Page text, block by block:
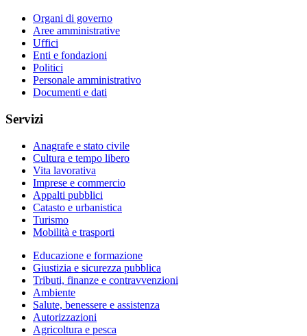
Organi di governo
Aree amministrative
Uffici
Enti e fondazioni
Politici
Personale amministrativo
Documenti e dati
Servizi
Anagrafe e stato civile
Cultura e tempo libero
Vita lavorativa
Imprese e commercio
Appalti pubblici
Catasto e urbanistica
Turismo
Mobilità e trasporti
Educazione e formazione
Giustizia e sicurezza pubblica
Tributi, finanze e contravvenzioni
Ambiente
Salute, benessere e assistenza
Autorizzazioni
Agricoltura e pesca